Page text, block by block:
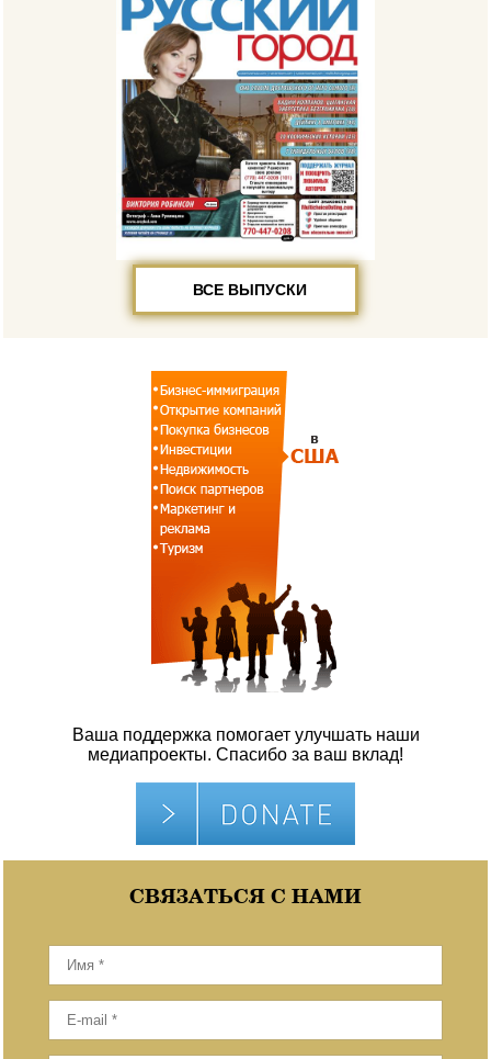
ВСЕ ВЫПУСКИ
Ваша поддержка помогает улучшать наши
медиапроекты. Спасибо за ваш вклад!
СВЯЗАТЬСЯ С НАМИ